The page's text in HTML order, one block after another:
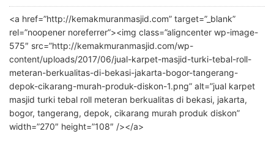
<a href=”http://kemakmuranmasjid.com” target=”_blank”
rel=”noopener noreferrer”><img class=”aligncenter wp-image-
575″ src=”http://kemakmuranmasjid.com/wp-
content/uploads/2017/06/jual-karpet-masjid-turki-tebal-roll-
meteran-berkualitas-di-bekasi-jakarta-bogor-tangerang-
depok-cikarang-murah-produk-diskon-1.png” alt=”jual karpet
masjid turki tebal roll meteran berkualitas di bekasi, jakarta,
bogor, tangerang, depok, cikarang murah produk diskon”
width=”270″ height=”108″ /></a>